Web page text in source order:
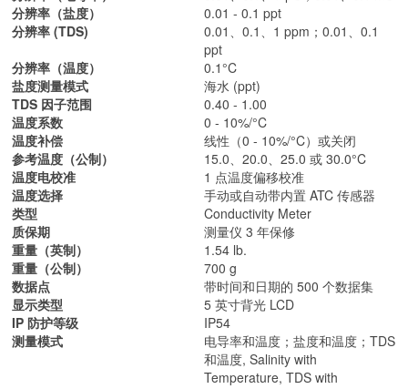
分辨率（盐度）
0.01 - 0.1 ppt
分辨率 (TDS)
0.01、0.1、1 ppm；0.01、0.1
ppt
分辨率（温度）
0.1°C
盐度测量模式
海水 (ppt)
TDS 因子范围
0.40 - 1.00
温度系数
0 - 10%/°C
温度补偿
线性（0 - 10%/°C）或关闭
参考温度（公制）
15.0、20.0、25.0 或 30.0°C
温度电校准
1 点温度偏移校准
温度选择
手动或自动带内置 ATC 传感器
类型
Conductivity Meter
质保期
测量仪 3 年保修
重量（英制）
1.54 lb.
重量（公制）
700 g
数据点
带时间和日期的 500 个数据集
显示类型
5 英寸背光 LCD
IP 防护等级
IP54
测量模式
电导率和温度；盐度和温度；TDS
和温度, Salinity with
Temperature, TDS with